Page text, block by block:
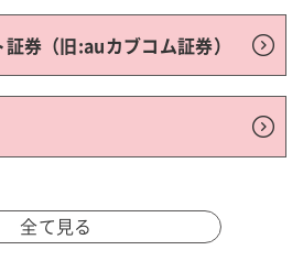
券（旧:auカブコム証券）
全て見る